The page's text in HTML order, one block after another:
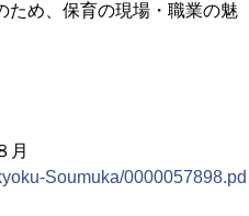
ため、保育の現場・職業の魅
月
Soumuka/0000057898.pd